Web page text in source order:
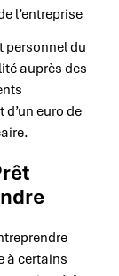
l’entreprise
personnel du
auprès des
euro de
à certains